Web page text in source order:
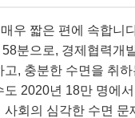
우 짧은 편에 속합니
분으로, 경제협력개
, 충분한 수면을 취
2020년 18만 명에
회의 심각한 수면 문